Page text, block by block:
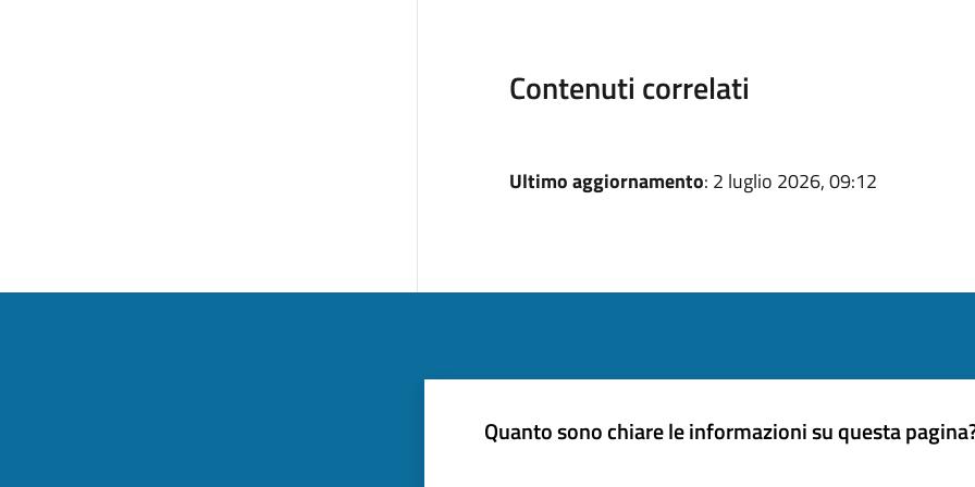
Contenuti correlati
Ultimo aggiornamento: 2 luglio 2026, 09:12
Quanto sono chiare le informazioni su questa